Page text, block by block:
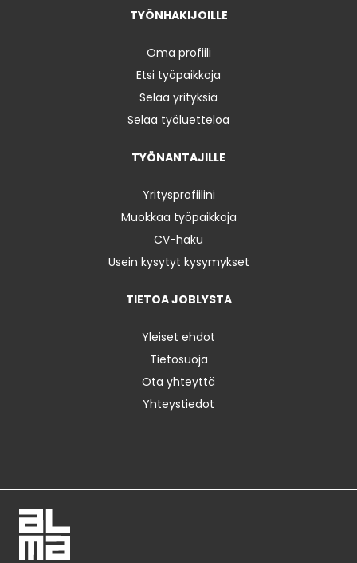
TYÖNHAKIJOILLE
Oma profiili
Etsi työpaikkoja
Selaa yrityksiä
Selaa työluetteloa
TYÖNANTAJILLE
Yritysprofiilini
Muokkaa työpaikkoja
CV-haku
Usein kysytyt kysymykset
TIETOA JOBLYSTA
Yleiset ehdot
Tietosuoja
Ota yhteyttä
Yhteystiedot